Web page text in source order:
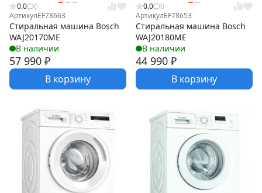
0.0
0
АртикулEF78663
Стиральная машина Bosch
WAJ20170ME
В наличии
57 990 ₽
В корзину
0.0
0
АртикулEF78653
Стиральная машина Bosch
WAJ20180ME
В наличии
44 990 ₽
В корзину